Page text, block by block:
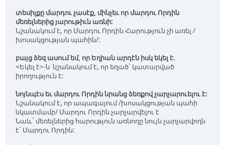
տեսիլքը մարդու չասէք, մինչեւ որ մարդու Որդին
մեռելներից յարութիւն առնի:
Նշանակում է, որ Մարդու Որդին Հարություն չի առել /
խոսակցության պահին/:
բայց ձեզ ասում եմ, որ Եղիան արդէն իսկ եկել է.
<Եկել է>-ն նշանակում է, որ եղած` կատարված
իրողություն է:
նոյնպէս եւ մարդու Որդին նրանց ձեռքով չարչարուելու է:
Նշանակում է, որ ապագայում /խոսակցության պահի
նկատմամբ/ Մարդու Որդին չարչարվելու է
Նաև` մեռելներից հարություն առնողը նույն չարչարվողն
է` Մարդու Որդին: